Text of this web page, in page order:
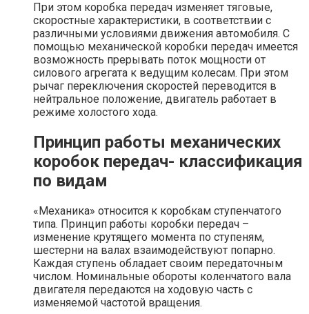
При этом коробка передач изменяет тяговые,
скоростные характеристики, в соответствии с
различными условиями движения автомобиля. С
помощью механической коробки передач имеется
возможность прерывать поток мощности от
силового агрегата к ведущим колесам. При этом
рычаг переключения скоростей переводится в
нейтральное положение, двигатель работает в
режиме холостого хода.
Принцип работы механических
коробок передач- классификация
по видам
«Механика» относится к коробкам ступенчатого
типа. Принцип работы коробки передач –
изменение крутящего момента по ступеням,
шестерни на валах взаимодействуют попарно.
Каждая ступень обладает своим передаточным
числом. Номинальные обороты коленчатого вала
двигателя передаются на ходовую часть с
изменяемой частотой вращения.